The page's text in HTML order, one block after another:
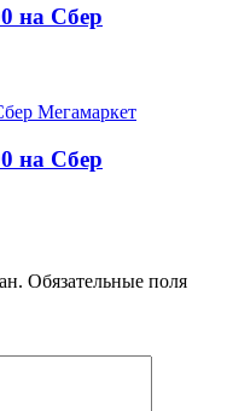
на Сбер
на Сбер
Обязательные поля